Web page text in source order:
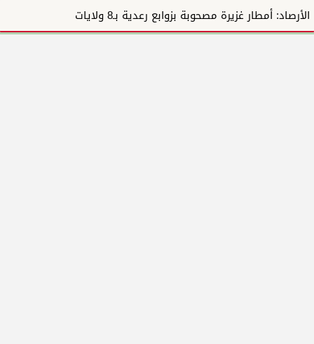
الأرصاد: أمطار غزيرة مصحوبة بزوابع رعدية بـ8 ولايات